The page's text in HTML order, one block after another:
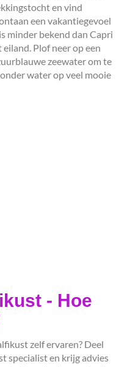
en vind
een vakantiegevoel
minder bekend dan Capri
Plof neer op een
zeewater om te
water op veel mooie
- Hoe
zelf ervaren? Deel
specialist en krijg advies